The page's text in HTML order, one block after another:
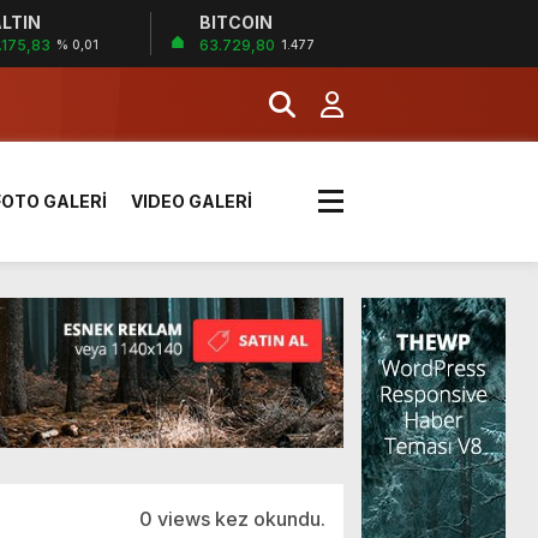
% 0,01
BITCOIN
63.729,80 1.477
yük kazaya neden oldu
paylaştı
GALERİ VIDEO GALERİ
0 views kez okundu.